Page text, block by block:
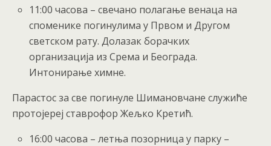
11:00 часова – свечано полагање венаца на
споменике погинулима у Првом и Другом
светском рату. Долазак борачких
организација из Срема и Београда.
Интонирање химне.
Парастос за све погинуле Шимановчане служиће
протојереј ставрофор Жељко Кретић.
16:00 часова – летња позорница у парку –